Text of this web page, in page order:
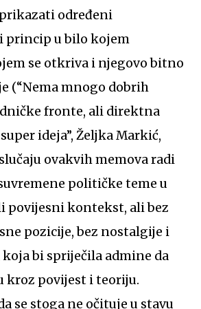
određeni
princip u bilo kojem
se otkriva i njegovo bitno
(“Nema mnogo dobrih
fronte, ali direktna
ideja”, Željka Markić,
ovakvih memova radi
političke teme u
povijesni kontekst, ali bez
pozicije, bez nostalgije i
bi spriječila admine da
kroz povijest i teoriju.
se stoga ne očituje u stavu